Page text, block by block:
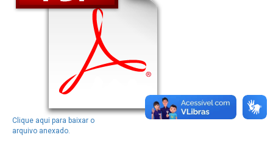
Clique aqui para baixar o
arquivo anexado.